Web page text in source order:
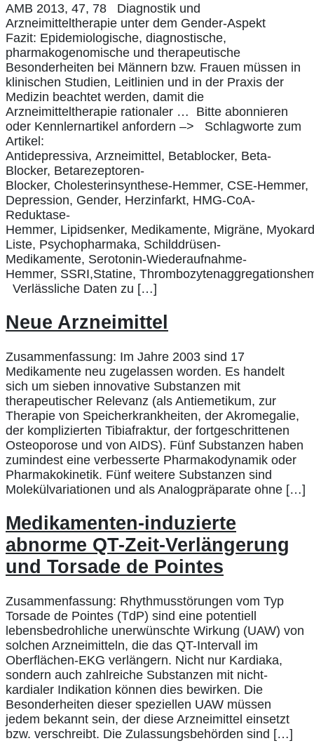
AMB 2013, 47, 78 Diagnostik und
Arzneimitteltherapie unter dem Gender-Aspekt
Fazit: Epidemiologische, diagnostische,
pharmakogenomische und therapeutische
Besonderheiten bei Männern bzw. Frauen müssen in
klinischen Studien, Leitlinien und in der Praxis der
Medizin beachtet werden, damit die
Arzneimitteltherapie rationaler … Bitte abonnieren
oder Kennlernartikel anfordern –> Schlagworte zum
Artikel:
Antidepressiva, Arzneimittel, Betablocker, Beta-
Blocker, Betarezeptoren-
Blocker, Cholesterinsynthese-Hemmer, CSE-Hemmer,
Depression, Gender, Herzinfarkt, HMG-CoA-
Reduktase-
Hemmer, Lipidsenker, Medikamente, Migräne,
Liste, Psychopharmaka, Schilddrüsen-
Medikamente, Serotonin-Wiederaufnahme-
Hemmer, SSRI,Statine,
Verlässliche Daten zu […]
Neue Arzneimittel
Zusammenfassung: Im Jahre 2003 sind 17
Medikamente neu zugelassen worden. Es handelt
sich um sieben innovative Substanzen mit
therapeutischer Relevanz (als Antiemetikum, zur
Therapie von Speicherkrankheiten, der Akromegalie,
der komplizierten Tibiafraktur, der fortgeschrittenen
Osteoporose und von AIDS). Fünf Substanzen haben
zumindest eine verbesserte Pharmakodynamik oder
Pharmakokinetik. Fünf weitere Substanzen sind
Molekülvariationen und als Analogpräparate ohne […]
Medikamenten-induzierte
abnorme QT-Zeit-Verlängerung
und Torsade de Pointes
Zusammenfassung: Rhythmusstörungen vom Typ
Torsade de Pointes (TdP) sind eine potentiell
lebensbedrohliche unerwünschte Wirkung (UAW) von
solchen Arzneimitteln, die das QT-Intervall im
Oberflächen-EKG verlängern. Nicht nur Kardiaka,
sondern auch zahlreiche Substanzen mit nicht-
kardialer Indikation können dies bewirken. Die
Besonderheiten dieser speziellen UAW müssen
jedem bekannt sein, der diese Arzneimittel einsetzt
bzw. verschreibt. Die Zulassungsbehörden sind […]